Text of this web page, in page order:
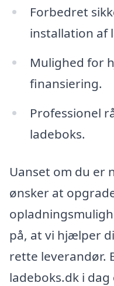
Forbedret
installation af
Mulighed for
finansiering.
Professionel
ladeboks.
Uanset om du er
ønsker at
på, at vi hjælper
rette leverandør.
ladeboks.dk i